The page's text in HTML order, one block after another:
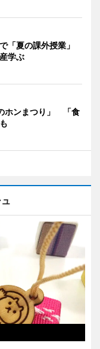
「夏の課外授業」
学ぶ
ホンまつり」 「食